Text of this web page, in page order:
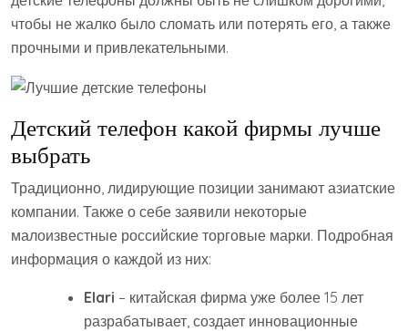
чтобы не жалко было сломать или потерять его, а также
прочными и привлекательными.
Детский телефон какой фирмы лучше
выбрать
Традиционно, лидирующие позиции занимают азиатские
компании. Также о себе заявили некоторые
малоизвестные российские торговые марки. Подробная
информация о каждой из них:
Elari – китайская фирма уже более 15 лет
разрабатывает, создает инновационные